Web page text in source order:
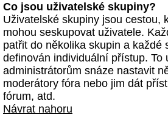
Co jsou uživatelské skupiny?
Uživatelské skupiny jsou cestou,
mohou seskupovat uživatele.
patřit do několika skupin a každé
definován individuální přístup. To
administrátorům snáze nastavit
moderátory fóra nebo jim dát
fórum, atd.
Návrat nahoru